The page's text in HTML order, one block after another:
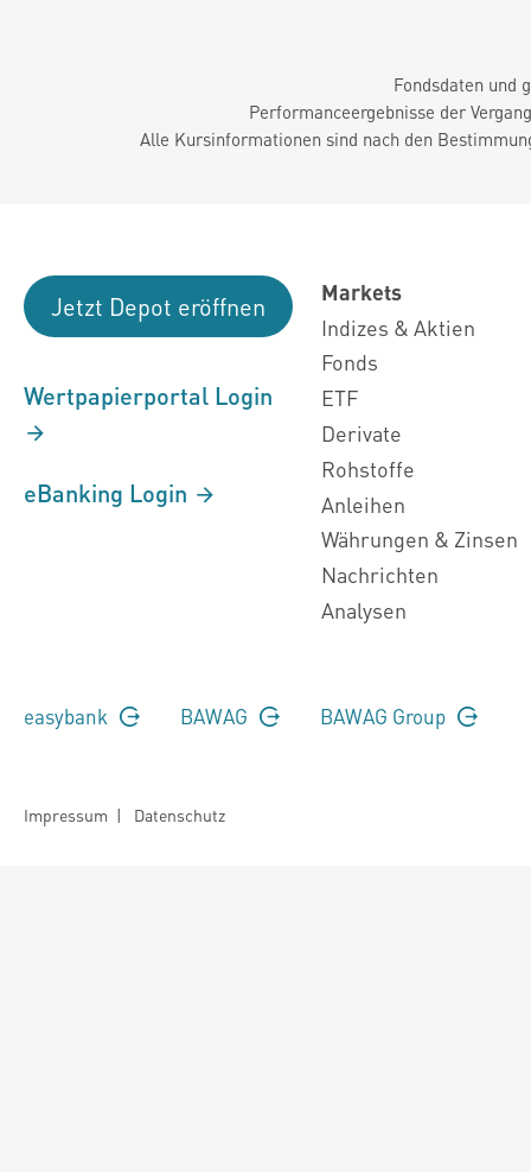
Fondsdaten und
Performanceergebnisse der
Alle Kursinformationen sind nach den
Jetzt Depot eröffnen
Wertpapierportal Login
eBanking Login
Markets
Indizes & Aktien
Fonds
ETF
Derivate
Rohstoffe
Anleihen
Währungen & Zinsen
Nachrichten
Analysen
easybank BAWAG BAWAG Group
Impressum | Datenschutz